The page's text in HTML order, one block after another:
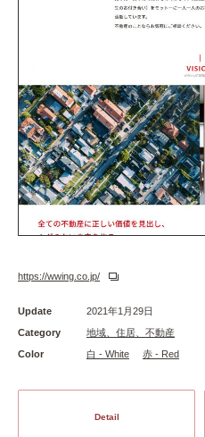
https://wwing.co.jp/
Update
2021年1月29日
Category
地域、住居、不動産
Color
白 - White 赤 - Red
Detail